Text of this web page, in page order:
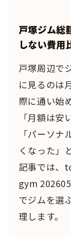
戸塚ジム総
しない費用
戸塚周辺で
に見るのは
際に通い始
「月額は安
「パーソ
くなった」
記事では
gym
でジムを選
理します。